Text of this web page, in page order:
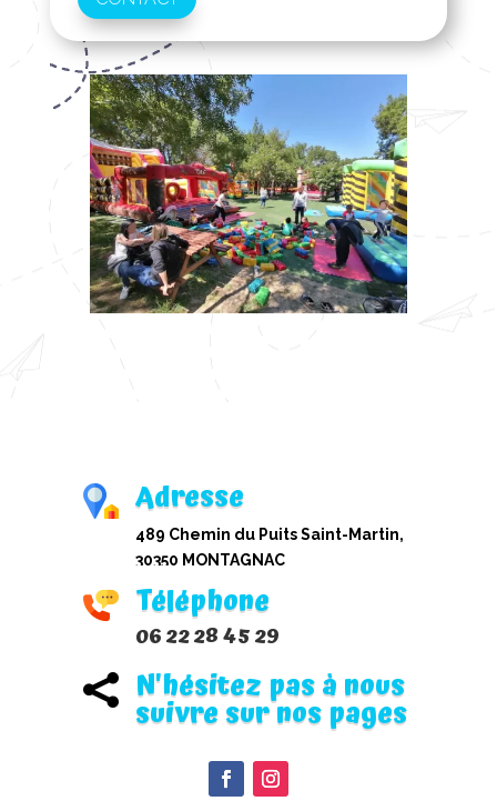
Adresse
489 Chemin du Puits Saint-Martin,
30350 MONTAGNAC
Téléphone
06 22 28 45 29
 N'hésitez pas à nous
suivre sur nos pages